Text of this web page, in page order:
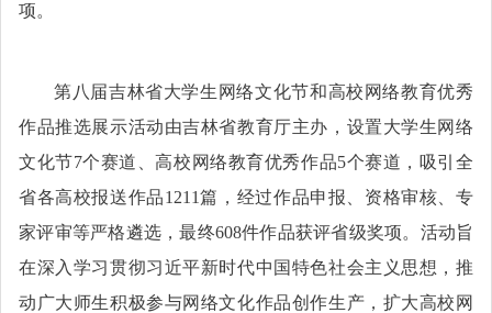
项。
第八届吉林省大学生网络文化节和高校网络教育优秀
作品推选展示活动由吉林省教育厅主办，设置大学生网络
文化节7个赛道、高校网络教育优秀作品5个赛道，吸引全
省各高校报送作品1211篇，经过作品申报、资格审核、专
家评审等严格遴选，最终608件作品获评省级奖项。活动旨
在深入学习贯彻习近平新时代中国特色社会主义思想，推
动广大师生积极参与网络文化作品创作生产，扩大高校网